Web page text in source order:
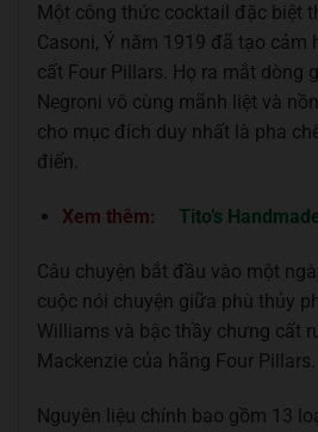
Một công thức cocktail đặc biệt
Casoni, Ý năm 1919 đã tạo cảm
cất Four Pillars. Họ ra mắt dòng
Negroni vô cùng mãnh liệt và
cho mục đích duy nhất là pha
điển.
Xem thêm: Tito’s
Câu chuyện bắt đầu vào một
cuộc nói chuyện giữa phù thủy
Williams và bậc thầy chưng cất
Mackenzie của hãng Four Pillars.
Nguyên liệu chính bao gồm 13